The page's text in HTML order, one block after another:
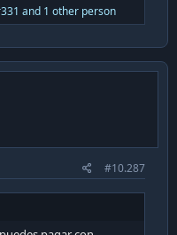
and 1 other person
#10.287